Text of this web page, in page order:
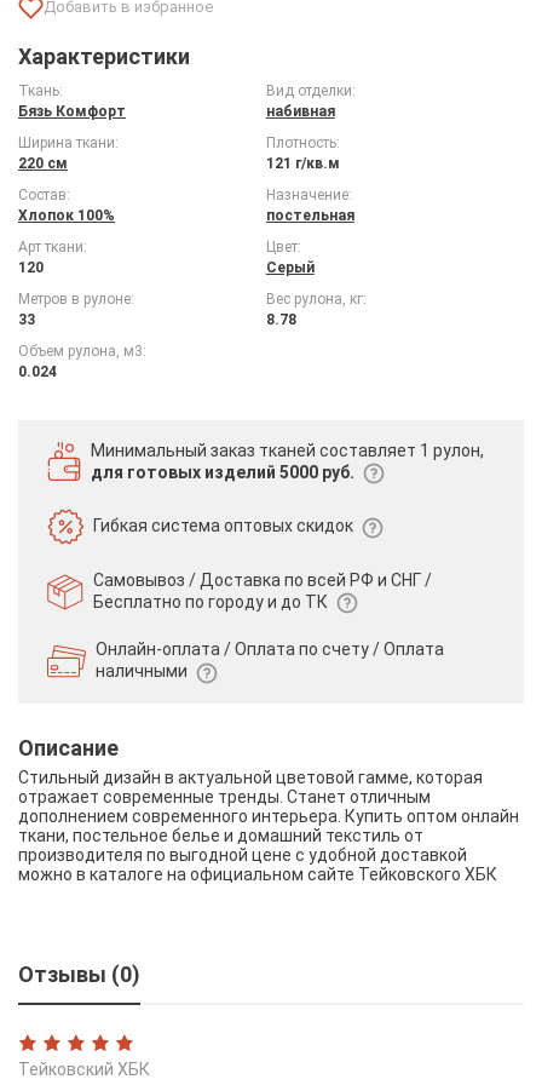
Характеристики
Ткань:
Бязь Комфорт
Вид отделки:
набивная
Ширина ткани:
220 см
Плотность:
121 г/кв.м
Состав:
Хлопок 100%
Назначение:
постельная
Арт ткани:
120
Цвет:
Серый
Метров в рулоне:
33
Вес рулона, кг:
8.78
Объем рулона, м3:
0.024
Минимальный заказ тканей составляет 1 рулон,
для готовых изделий 5000 руб.
Гибкая системаоптовых скидок
Самовывоз / Доставка по всей РФ и СНГ /
Бесплатно по городу и до ТК
Онлайн-оплата / Оплата по счету /Оплата
наличными
Описание
Стильный дизайн в актуальной цветовой гамме, которая
отражает современные тренды. Станет отличным
дополнением современного интерьера. Купить оптом онлайн
ткани, постельное белье и домашний текстиль от
производителя по выгодной цене с удобной доставкой
можно в каталоге на официальном сайте Тейковского ХБК
Отзывы (0)
Тейковский ХБК